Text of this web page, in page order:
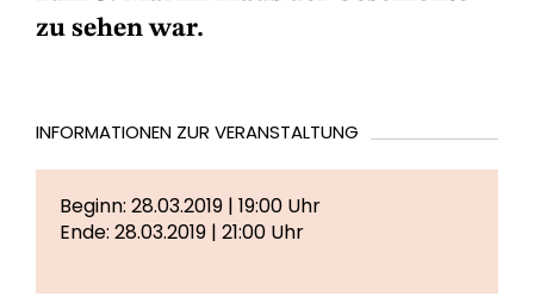
zu sehen war.
INFORMATIONEN ZUR VERANSTALTUNG
Beginn: 28.03.2019 | 19:00 Uhr
Ende: 28.03.2019 | 21:00 Uhr